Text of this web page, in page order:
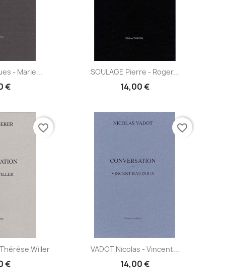
- Marie...
€
SOULAGE Pierre - Roger...
14,00 €
 Aperçu
Thérèse Willer
€
favorite_border
VADOT Nicolas - Vincent...
14,00 €
Aperçu
favorite_border